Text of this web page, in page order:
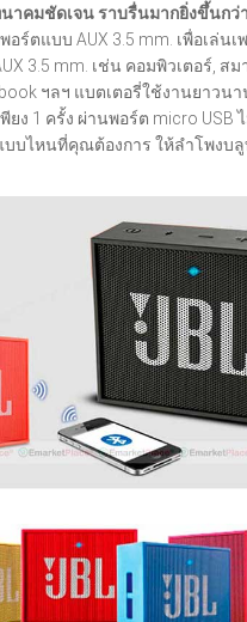
าคมชัดเจน ราบรื่นมากยิ่งขึ้นกว่
อร์ตแบบ AUX 3.5 mm. เพื่อเล่น
3.5 mm. เช่น คอมพิวเตอร์, สม
ฯลฯ แบตเตอรี่ใช้งานยาวน
ยง 1 ครั้ง ผ่านพอร์ต micro USB
บไหนที่คุณต้องการ ให้ลำโพงบลู